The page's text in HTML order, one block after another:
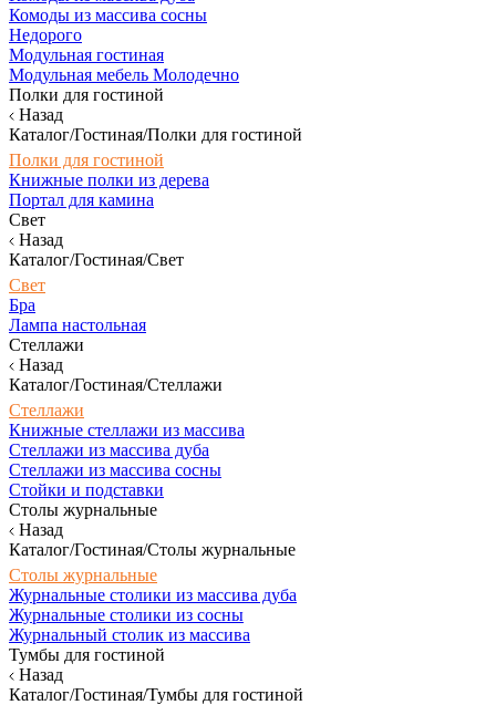
Комоды из массива сосны
Недорого
Модульная гостиная
Модульная мебель Молодечно
Полки для гостиной
Назад
Каталог/Гостиная/Полки для гостиной
Полки для гостиной
Книжные полки из дерева
Портал для камина
Свет
Назад
Каталог/Гостиная/Свет
Свет
Бра
Лампа настольная
Стеллажи
Назад
Каталог/Гостиная/Стеллажи
Стеллажи
Книжные стеллажи из массива
Стеллажи из массива дуба
Стеллажи из массива сосны
Стойки и подставки
Столы журнальные
Назад
Каталог/Гостиная/Столы журнальные
Столы журнальные
Журнальные столики из массива дуба
Журнальные столики из сосны
Журнальный столик из массива
Тумбы для гостиной
Назад
Каталог/Гостиная/Тумбы для гостиной